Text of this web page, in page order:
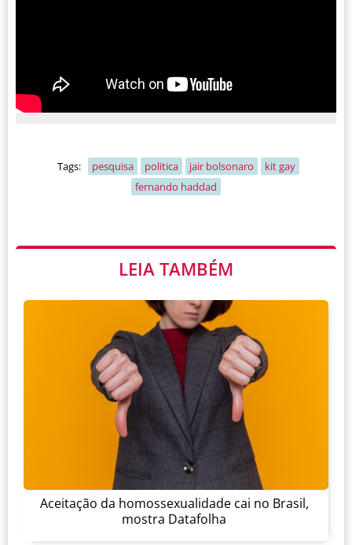
Tags: pesquisa politica jair bolsonaro
kit gay
fernando haddad
LEIA TAMBÉM
Aceitação da homossexualidade cai no Brasil,
mostra Datafolha